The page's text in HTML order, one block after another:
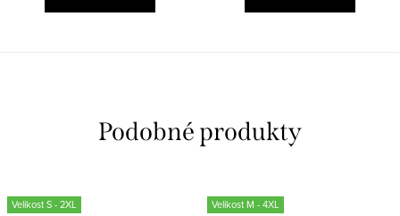
Velikost S - 2XL Velikost M - 4XL